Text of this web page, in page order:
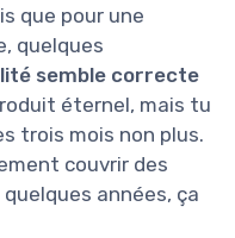
que pour une
quelques
semble correcte
éternel, mais tu
trois mois non plus.
couvrir des
années, ça